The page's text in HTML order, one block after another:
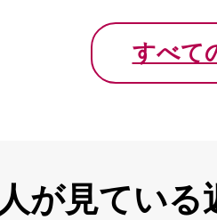
すべて
が見ている